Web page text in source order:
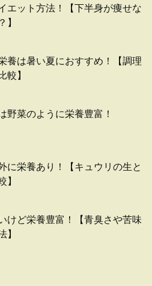
エット方法！【下半身が痩せな
】
養は暑い夏におすすめ！【調理
較】
野菜のように栄養豊富！
に栄養あり！【キュウリの生と
】
けど栄養豊富！【青臭さや苦味
】